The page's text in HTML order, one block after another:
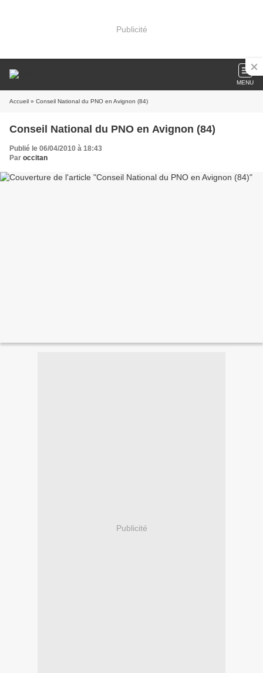
Publicité
MENU
Accueil » Conseil National du PNO en Avignon (84)
Conseil National du PNO en Avignon (84)
Publié le 06/04/2010 à 18:43
Par occitan
Publicité